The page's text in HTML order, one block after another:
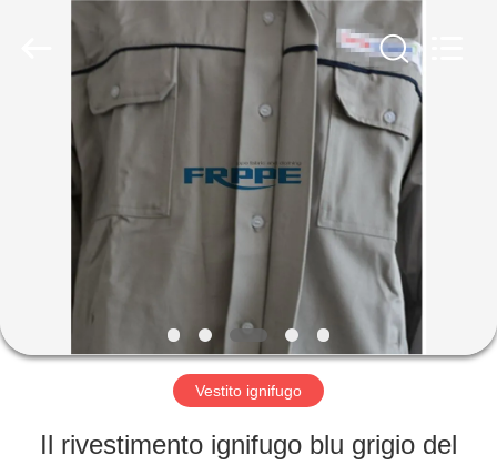
CASA
PRODOTTI
CIRCA
GIRO
FABBRICA
Vestito ignifugo
Il rivestimento ignifugo blu grigio del